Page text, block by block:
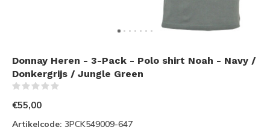
Donnay Heren - 3-Pack - Polo shirt Noah - Navy /
Donkergrijs / Jungle Green
€55,00
Artikelcode: 3PCK549009-647